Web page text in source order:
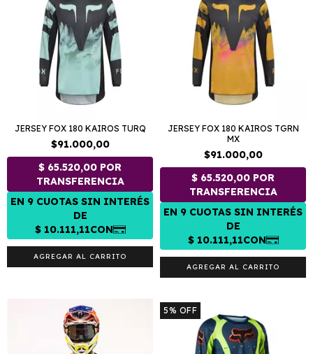
JERSEY FOX 180 KAIROS TURQ
$91.000,00
AGREGAR AL CARRITO
JERSEY FOX 180 KAIROS TGRN
MX
$91.000,00
AGREGAR AL CARRITO
5% OFF